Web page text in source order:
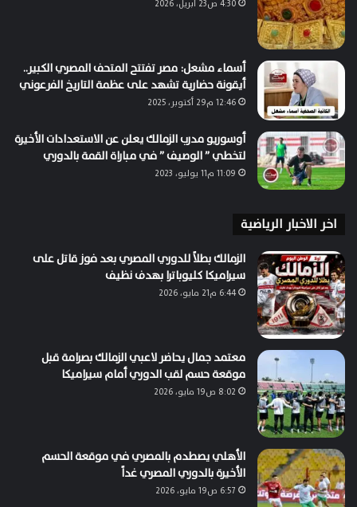
4:30 ص23 أبريل، 2026
أسماء مشعل: مصر تفتتح المتحف المصري الكبير..
أيقونة حضارية تشهد على عظمة التاريخ الفرعوني
12:46 م29 أكتوبر، 2025
أوسوريو مدرب الزمالك يعلن عن الاستعدادات الأخيرة
لتخطي ” الوصيف ” في مباراة القمة بالدوري
11:09 م11 يوليو، 2023
اخر الاخبار الرياضية
الزمالك بطلاً للدوري المصري بعد فوز قاتل على
سيراميكا كليوباترا بهدف نظيف
6:44 م21 مايو، 2026
معتمد جمال يحاضر لاعبي الزمالك بصرامة قبل
موقعة حسم لقب الدوري أمام سيراميكا
8:02 ص19 مايو، 2026
الأهلي يصطدم بالمصري في موقعة الحسم
الأخيرة بالدوري المصري غداً
6:57 ص19 مايو، 2026